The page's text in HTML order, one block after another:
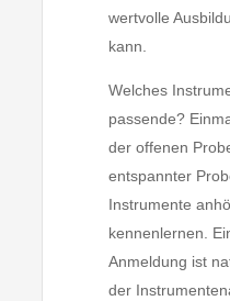
wertvolle
kann.
Welches
passende?
der offenen
entspannter
Instrumente
kennenlernen.
Anmeldung ist
der